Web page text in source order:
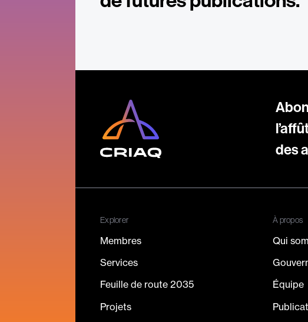
des
Explorer
Membres
Services
Feuille de route 2035
Projets
À propos
Qui
Équipe